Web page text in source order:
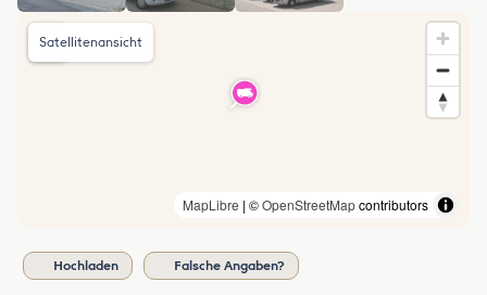
MapLibre | ©OpenStreetMapcontributors
Satellitenansicht
Hochladen Falsche Angaben?